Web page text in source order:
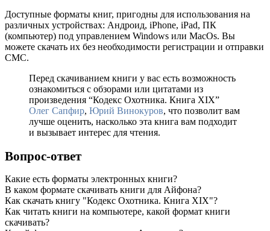
Доступные форматы книг, пригодны для использования на
различных устройствах: Андроид, iPhone, iPad, ПК
(компьютер) под управлением Windows или MacOs. Вы
можете скачать их без необходимости регистрации и отправки
СМС.
Перед скачиванием книги у вас есть возможность
ознакомиться с обзорами или цитатами из
произведения “Кодекс Охотника. Книга XIX”
Олег Сапфир, Юрий Винокуров, что позволит вам
лучше оценить, насколько эта книга вам подходит
и вызывает интерес для чтения.
Вопрос-ответ
Какие есть форматы электронных книги?
В каком формате скачивать книги для Айфона?
Как скачать книгу "Кодекс Охотника. Книга XIX"?
Как читать книги на компьютере, какой формат книги
скачивать?